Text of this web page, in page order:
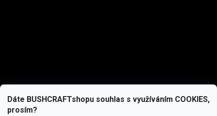
Dáte BUSHCRAFTshopu souhlas s využíváním COOKIES,
prosím?